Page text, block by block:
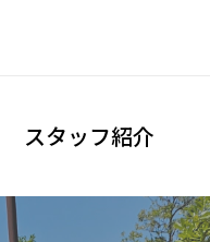
スタッフ紹介